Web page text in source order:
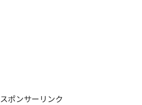
スポンサーリンク